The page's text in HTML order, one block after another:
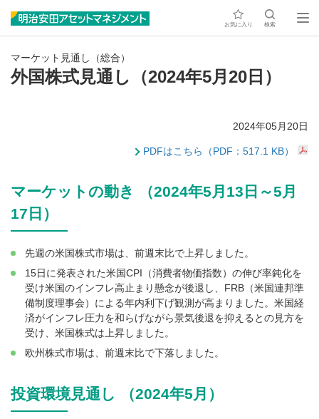
お気に入り 検索
マーケット見通し（総合）
外国株式見通し（2024年5月20日）
2024年05月20日
PDFはこちら（PDF：517.1 KB）
マーケットの動き （2024年5月13日～5月
17日）
先週の米国株式市場は、前週末比で上昇しました。
15日に発表された米国CPI（消費者物価指数）の伸び率鈍化を
受け米国のインフレ高止まり懸念が後退し、FRB（米国連邦準
備制度理事会）による年内利下げ観測が高まりました。米国経
済がインフレ圧力を和らげながら景気後退を抑えるとの見方を
受け、米国株式は上昇しました。
欧州株式市場は、前週末比で下落しました。
投資環境見通し （2024年5月）